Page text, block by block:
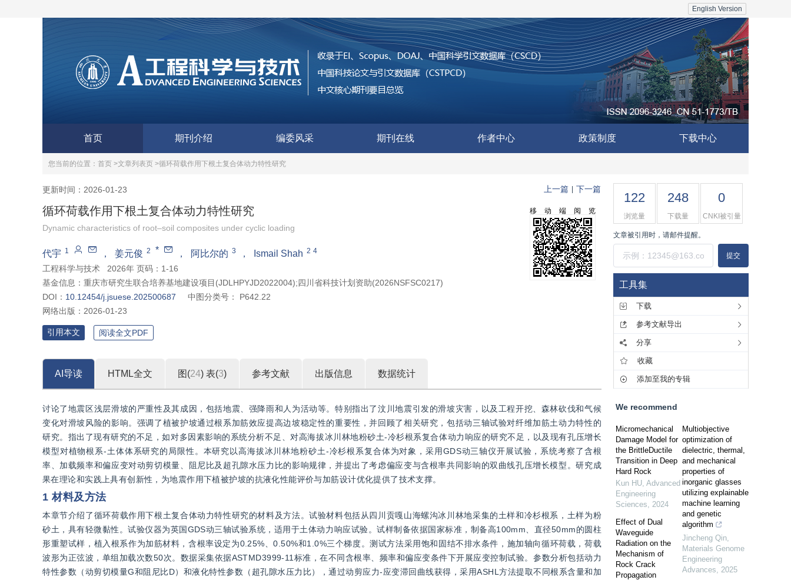
English Version
首页 期刊介绍 编委风采 期刊在线 作者中心 政策制度 下载中心
您当前的位置： 首页 >文章列表页 >循环荷载作用下根土复合体动力特性研究
更新时间：2026-01-23 上一篇 下一篇
循环荷载作用下根土复合体动力特性研究
Dynamic characteristics of root–soil composites under cyclic loading
代宇 1 ， 姜元俊 2 * ， 阿比尔的 3 ， Ismail Shah 2 4
工程科学与技术
2026年 页码：1-16
基金信息： 重庆市研究生联合培养基地建设项目(JDLHPYJD2022004);四川省科技计划资助(2026NSFSC0217)
DOI： 10.12454/j.jsuese.202500687 中图分类号：
P642.22
网络出版： 2026-01-23
移动端阅览
引用本文 阅读全文PDF
AI导读 HTML全文 图(24) 表(3) 参考文献 出版信息 数据统计
讨论了地震区浅层滑坡的严重性及其成因，包括地震、强降雨和人为活动等。特别指出了汶川地震引发的滑坡灾害，以及工程开挖、森林砍伐和气候
变化对滑坡风险的影响。强调了植被护坡通过根系加筋效应提高边坡稳定性的重要性，并回顾了相关研究，包括动三轴试验对纤维加筋土动力特性的
研究。指出了现有研究的不足，如对多因素影响的系统分析不足、对高海拔冰川林地粉砂土-冷杉根系复合体动力响应的研究不足，以及现有孔压增长
模型对植物根系-土体体系研究的局限性。本研究以高海拔冰川林地粉砂土-冷杉根系复合体为对象，采用GDS动三轴仪开展试验，系统考察了含根
率、加载频率和偏应变对动剪切模量、阻尼比及超孔隙水压力比的影响规律，并提出了考虑偏应变与含根率共同影响的双曲线孔压增长模型。研究成
果在理论和实践上具有创新性，为地震作用下植被护坡的抗液化性能评价与加筋设计优化提供了技术支撑。
1 材料及方法
本章节介绍了循环荷载作用下根土复合体动力特性研究的材料及方法。试验材料包括从四川贡嘎山海螺沟冰川林地采集的土样和冷杉根系，土样为粉
砂土，具有轻微黏性。试验仪器为英国GDS动三轴试验系统，适用于土体动力响应试验。试样制备依据国家标准，制备高100mm、直径50mm的圆柱
形重塑试样，植入根系作为加筋材料，含根率设定为0.25%、0.50%和1.0%三个梯度。测试方法采用饱和固结不排水条件，施加轴向循环荷载，荷载
波形为正弦波，单组加载次数50次。数据采集依据ASTMD3999-11标准，在不同含根率、频率和偏应变条件下开展应变控制试验。参数分析包括动力
特性参数（动剪切模量G和阻尼比D）和液化特性参数（超孔隙水压力比），通过动剪应力-应变滞回曲线获得，采用ASHL方法提取不同根系含量和加
122
浏览量
248
下载量
0
CNKI被引量
文章被引用时，请邮件提醒。
提交
工具集
下载
参考文献导出
分享
收藏
添加至我的专辑
We recommend
Micromechanical
Damage Model for
the BrittleDuctile
Transition in Deep
Hard Rock
Kun HU, Advanced
Engineering
Sciences, 2024
Effect of Dual
Waveguide
Radiation on the
Mechanism of
Rock Crack
Propagation
Multiobjective
optimization of
dielectric, thermal,
and mechanical
properties of
inorganic glasses
utilizing explainable
machine learning
and genetic
algorithm
Jincheng Qin,
Materials Genome
Engineering
Advances, 2025